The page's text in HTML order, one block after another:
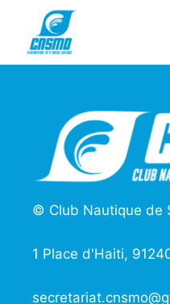
contenu
© Club Nautique de
1 Place d'Haiti,